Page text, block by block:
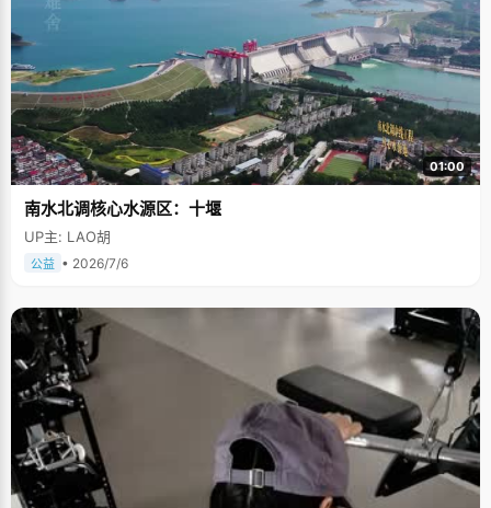
01:00
南水北调核心水源区：十堰
UP主: LAO胡
公益 • 2026/7/6